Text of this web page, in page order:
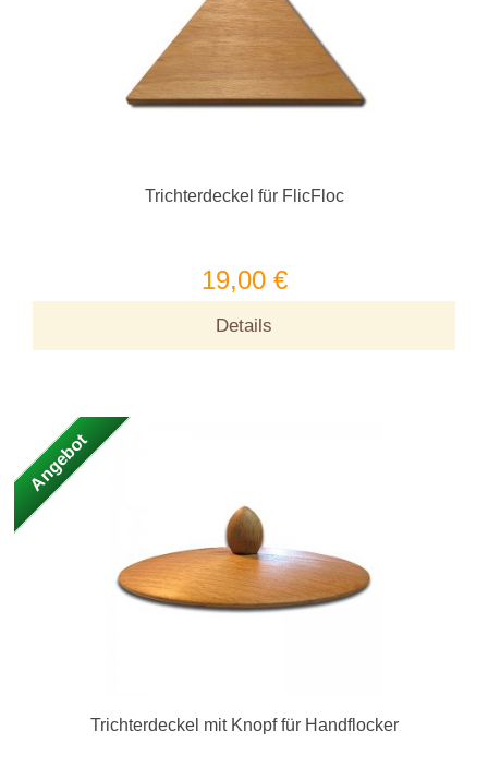
Trichterdeckel für FlicFloc
19,00 €
Details
Angebot
Trichterdeckel mit Knopf für Handflocker